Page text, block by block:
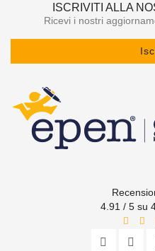
ISCRIVITI ALLA
Ricevi i nostri
4.91 / 5 su